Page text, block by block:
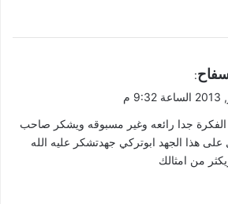
:
جدا رائعه وغير مسبوقه ويشكر صاحب
على هذا الجهد ابوتركي جهدتشكر عليه الله
من امثالك